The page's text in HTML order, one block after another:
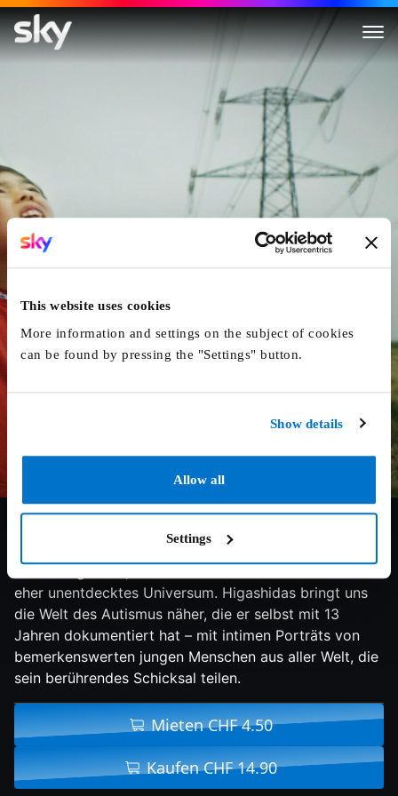
This website uses cookies
More information and settings on the subject of cookies
can be found by pressing the "Settings" button.
Show details
Allow all
Settings
Warum ich euch nicht in die
7.2/10 2020 79 min Doku
Der Film gibt Einblicke in ein intensives und
überwältigendes, aber ebenso sinnliches und bisher
eher unentdecktes Universum. Higashidas bringt uns
die Welt des Autismus näher, die er selbst mit 13
Jahren dokumentiert hat – mit intimen Porträts von
bemerkenswerten jungen Menschen aus aller Welt, die
sein berührendes Schicksal teilen.
Mieten CHF 4.50
Kaufen CHF 14.90